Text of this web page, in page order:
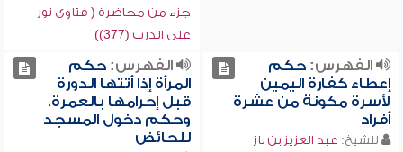
جزء من محاضرة ( فتاوى نور
على الدرب (377))
الفهرس:حكم
إعطاء كفارة اليمين
لأسرة مكونة من عشرة
أفراد
للشيخ: عبد العزيز بن باز
الفهرس:حكم
المرأة إذا أتتها الدورة
قبل إحرامها بالعمرة،
وحكم دخول المسجد
للحائض